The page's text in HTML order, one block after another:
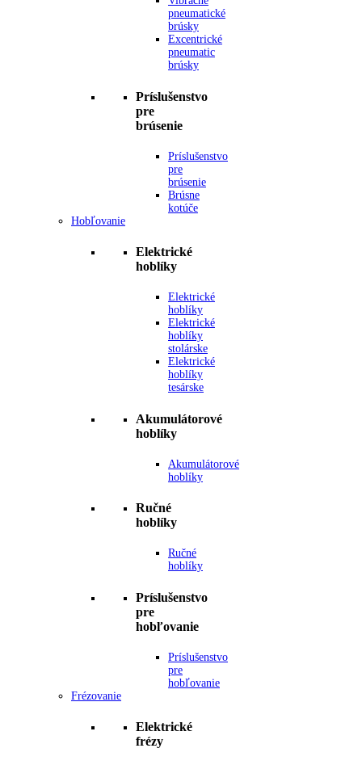
pneumatické
brúsky
Excentrické
pneumatic
brúsky
Príslušenstvo
pre
brúsenie
Príslušenstvo
pre
brúsenie
Brúsne
kotúče
Hobľovanie
Elektrické
hoblíky
Elektrické
hoblíky
Elektrické
hoblíky
stolárske
Elektrické
hoblíky
tesárske
Akumulátorové
hoblíky
Akumulátorové
hoblíky
Ručné
hoblíky
Ručné
hoblíky
Príslušenstvo
pre
hobľovanie
Príslušenstvo
pre
hobľovanie
Frézovanie
Elektrické
frézy